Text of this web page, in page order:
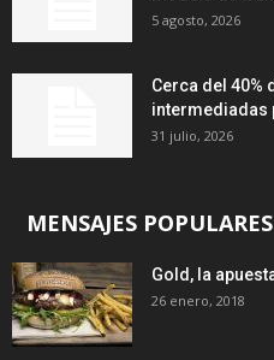
5 agosto, 2026
Cerca del 40%
intermediadas
31 julio, 2026
MENSAJES POPULARES
Gold, la
26 enero, 2018